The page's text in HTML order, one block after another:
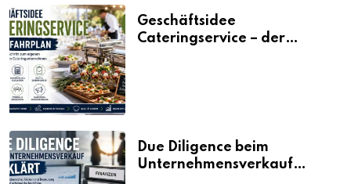
Geschäftsidee
Cateringservice – der
Due Diligence beim
Unternehmensverkauf